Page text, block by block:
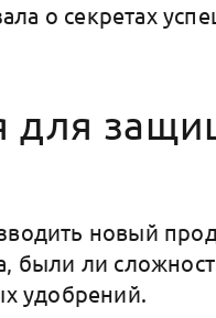
о секретах
для
новый
были ли
удобрений.